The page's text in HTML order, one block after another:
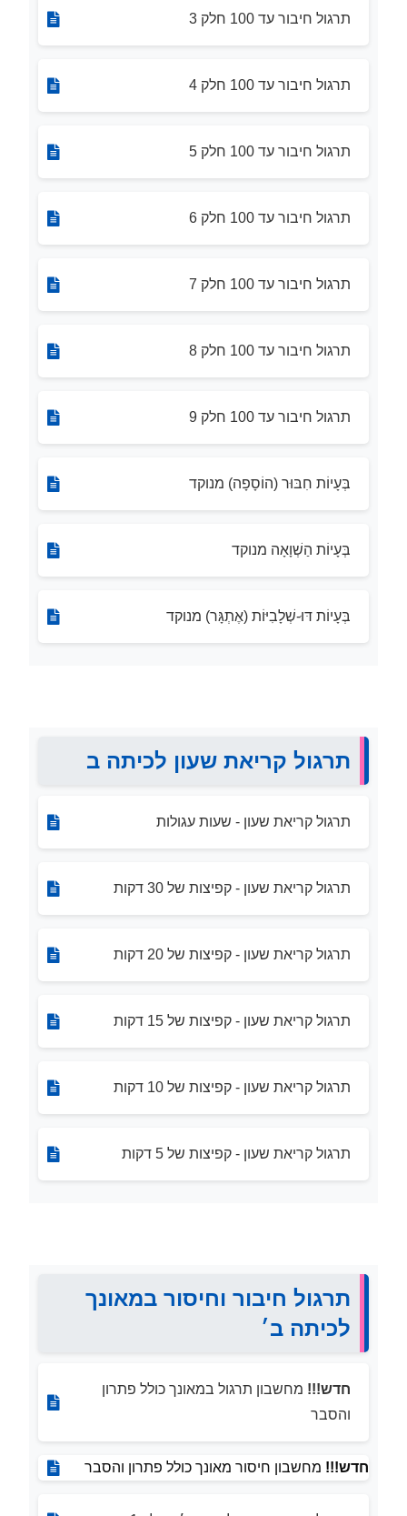
תרגול חיבור עד 100 חלק 3
תרגול חיבור עד 100 חלק 4
תרגול חיבור עד 100 חלק 5
תרגול חיבור עד 100 חלק 6
תרגול חיבור עד 100 חלק 7
תרגול חיבור עד 100 חלק 8
תרגול חיבור עד 100 חלק 9
בְּעָיוֹת חִבּוּר (הוֹסָפָה) מנוקד
בְּעָיוֹת הַשְׁוָאָה מנוקד
בְּעָיוֹת דּוּ-שְׁלָבִיּוֹת (אֶתְגָּר) מנוקד
תרגול קריאת שעון לכיתה ב
תרגול קריאת שעון - שעות עגולות
תרגול קריאת שעון - קפיצות של 30 דקות
תרגול קריאת שעון - קפיצות של 20 דקות
תרגול קריאת שעון - קפיצות של 15 דקות
תרגול קריאת שעון - קפיצות של 10 דקות
תרגול קריאת שעון - קפיצות של 5 דקות
תרגול חיבור וחיסור במאונך
לכיתה ב׳
חדש!!! מחשבון תרגול במאונך כולל פתרון
והסבר
חדש!!! מחשבון חיסור מאונך כולל פתרון והסבר